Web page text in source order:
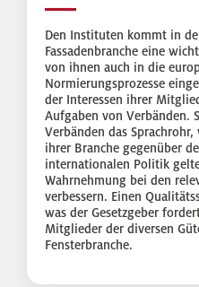
Den Instituten kommt in
Fassadenbranche eine
von ihnen auch in die
Normierungsprozesse
der Interessen ihrer
Aufgaben von Verbänden.
Verbänden das
ihrer Branche gegenüber
internationalen Politik
Wahrnehmung bei den
verbessern. Einen
was der Gesetzgeber
Mitglieder der diversen
Fensterbranche.